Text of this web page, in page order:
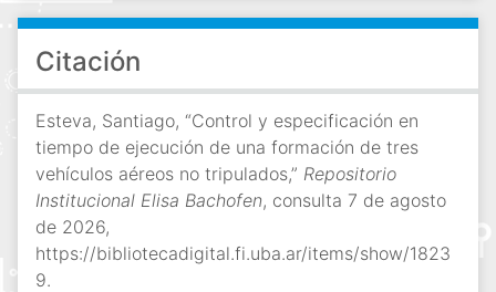
Citación
Esteva, Santiago, “Control y especificación en
tiempo de ejecución de una formación de tres
vehículos aéreos no tripulados,” Repositorio
Institucional Elisa Bachofen, consulta 7 de agosto
de 2026,
https://bibliotecadigital.fi.uba.ar/items/show/1823
9.